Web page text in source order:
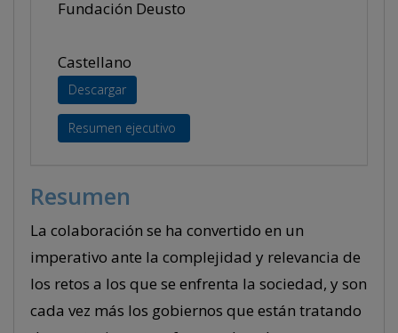
Fundación Deusto
Castellano
Descargar
Resumen ejecutivo
Resumen
La colaboración se ha convertido en un
imperativo ante la complejidad y relevancia de
los retos a los que se enfrenta la sociedad, y son
cada vez más los gobiernos que están tratando